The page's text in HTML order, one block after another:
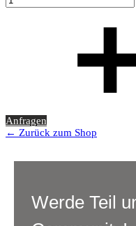
Anfragen
← Zurück zum Shop
Werde Teil